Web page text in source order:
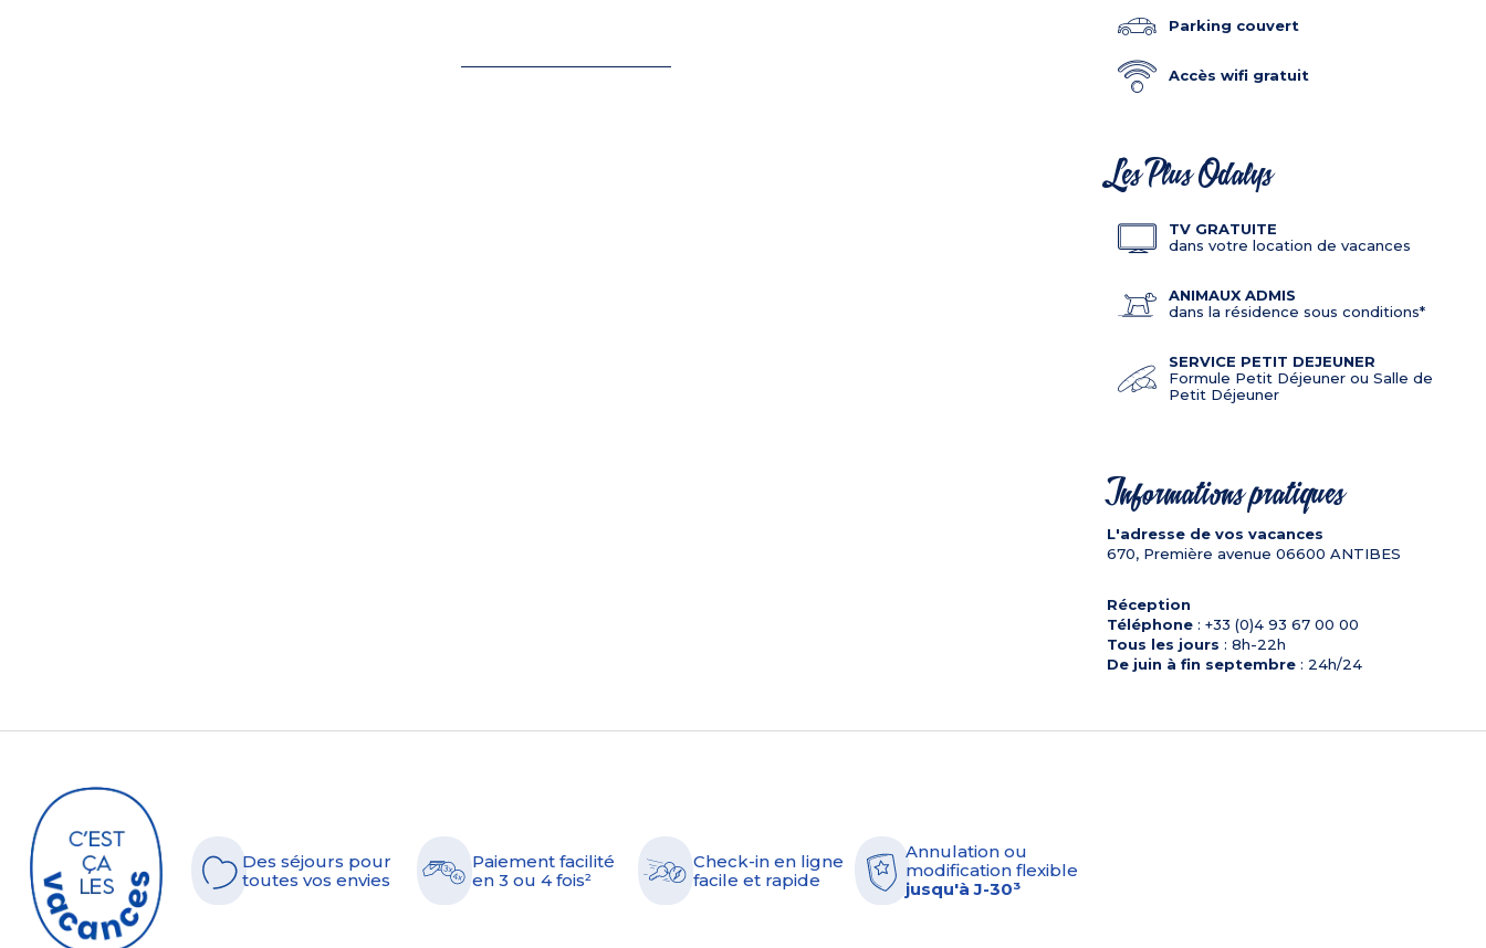
Parking couvert
Accès wifi gratuit
Les Plus Odalys
TV GRATUITE
dans votre location de vacances
ANIMAUX ADMIS
dans la résidence sous conditions*
SERVICE PETIT DEJEUNER
Formule Petit Déjeuner ou Salle de
Petit Déjeuner
Informations pratiques
L'adresse de vos vacances
670, Première avenue 06600 ANTIBES
Réception
Téléphone: +33 (0)4 93 67 00 00
Tous les jours : 8h-22h
De juin à fin septembre: 24h/24
Des séjours pour
toutes vos envies
Paiement facilité
en 3 ou 4 fois²
Check-in en ligne
facile et rapide
Annulation ou
modification flexible
jusqu'à J-30³